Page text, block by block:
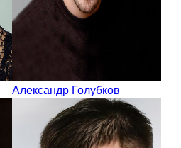
Александр Голубков